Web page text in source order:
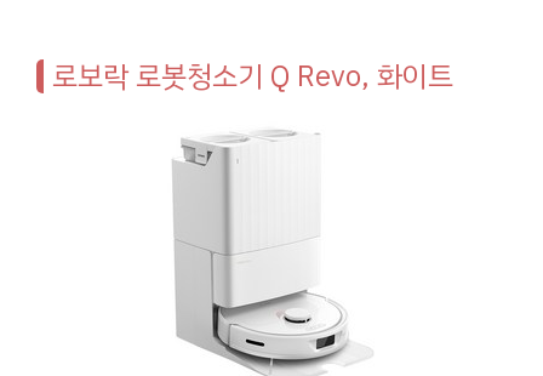
로보락 로봇청소기 Q Revo, 화이트